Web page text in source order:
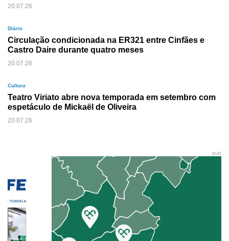
20.07.26
Diário
Circulação condicionada na ER321 entre Cinfães e
Castro Daire durante quatro meses
20.07.26
Cultura
Teatro Viriato abre nova temporada em setembro com
espetáculo de Mickaël de Oliveira
20.07.26
pub